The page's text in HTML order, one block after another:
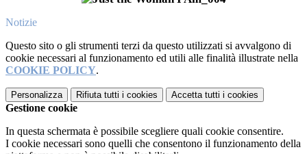
Notizie
Questo sito o gli strumenti terzi da questo utilizzati si avvalgono di
cookie necessari al funzionamento ed utili alle finalità illustrate nella
COOKIE POLICY.
Personalizza Rifiuta tutti i cookies Accetta tutti i cookies
Gestione cookie
In questa schermata è possibile scegliere quali cookie consentire.
I cookie necessari sono quelli che consentono il funzionamento della